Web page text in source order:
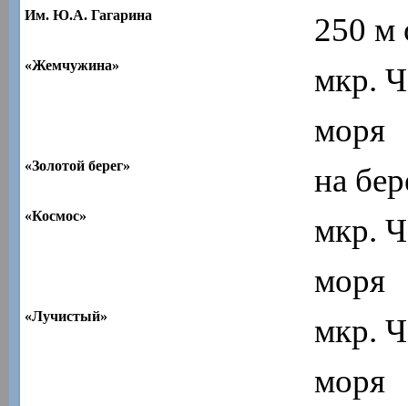
Им. Ю.А. Гагарина 250 м
«Жемчужина»
мкр.
моря
«Золотой берег» на
«Космос»
мкр.
моря
«Лучистый»
мкр.
моря